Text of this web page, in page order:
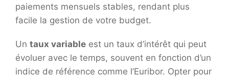
paiements mensuels stables, rendant plus
facile la gestion de votre budget.
Un taux variable est un taux d’intérêt qui peut
évoluer avec le temps, souvent en fonction d’un
indice de référence comme l’Euribor. Opter pour